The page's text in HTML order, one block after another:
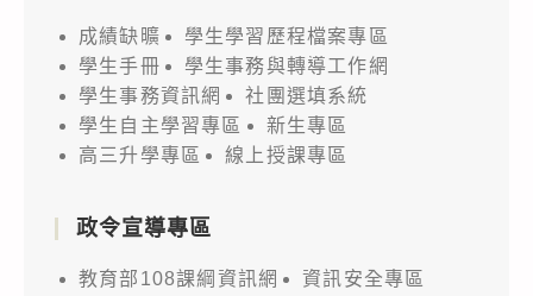
成績缺曠
學生學習歷程檔案專區
學生手冊
學生事務與轉導工作網
學生事務資訊網
社團選填系統
學生自主學習專區
新生專區
高三升學專區
線上授課專區
政令宣導專區
教育部108課綱資訊網
資訊安全專區